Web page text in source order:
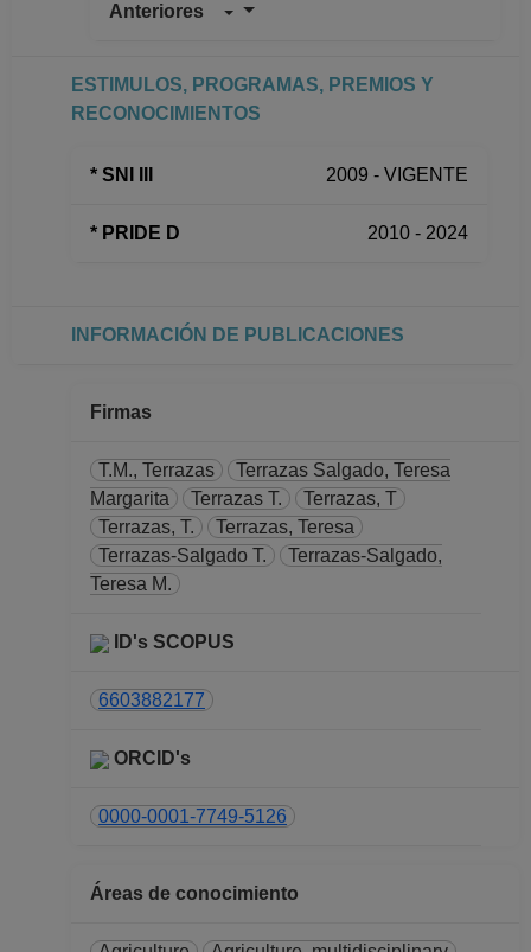
Anteriores
Instituto de Biología
INVESTIGADOR
Definitivo
hasta 15-04-2011
Desde 01-01-2008
(fecha inicial de
registros en el SIIA)
hasta 31-12-2008
ESTIMULOS, PROGRAMAS, PREMIOS Y
RECONOCIMIENTOS
* SNI III 2009 - VIGENTE
* PRIDE D 2010 - 2024
INFORMACIÓN DE PUBLICACIONES
Firmas
T.M., Terrazas
Terrazas Salgado, Teresa
Margarita
Terrazas T.
Terrazas, T
Terrazas, T.
Terrazas, Teresa
Terrazas-Salgado T.
Terrazas-Salgado,
Teresa M.
ID's SCOPUS
6603882177
ORCID's
0000-0001-7749-5126
Áreas de conocimiento